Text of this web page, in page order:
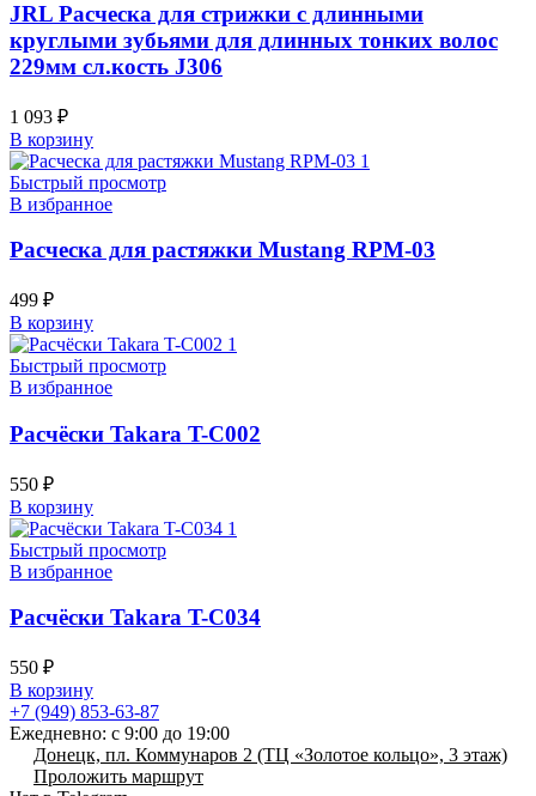
JRL Расческа для стрижки с длинными
круглыми зубьями для длинных тонких волос
229мм сл.кость J306
1 093 ₽
В корзину
Быстрый просмотр
В избранное
Расческа для растяжки Mustang RPM-03
499 ₽
В корзину
Быстрый просмотр
В избранное
Расчёски Takara T-C002
550 ₽
В корзину
Быстрый просмотр
В избранное
Расчёски Takara T-C034
550 ₽
В корзину
+7 (949) 853-63-87
Ежедневно: с 9:00 до 19:00
Донецк, пл. Коммунаров 2 (ТЦ «Золотое кольцо», 3 этаж)
Проложить маршрут